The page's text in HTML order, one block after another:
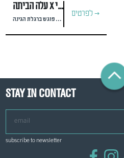
עלה הביתה x מסעדת רוברטה וינצ'י
פרח הקישוא פוגש ברגלת הגינה
לפרטים >
Stay in contact
subscribe to newsletter